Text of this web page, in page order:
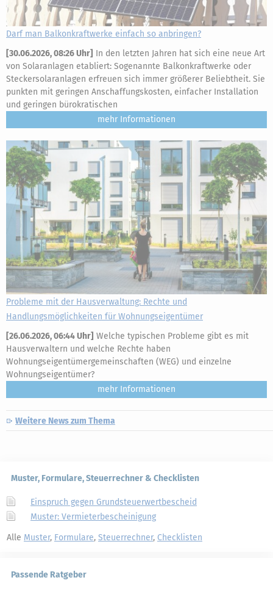
Darf man Balkonkraftwerke einfach so anbringen?
[30.06.2026, 08:26 Uhr] In den letzten Jahren hat sich eine neue Art
von Solaranlagen etabliert: Sogenannte Balkonkraftwerke oder
Steckersolaranlagen erfreuen sich immer größerer Beliebtheit. Sie
punkten mit geringen Anschaffungskosten, einfacher Installation
und geringen bürokratischen
mehr
Probleme mit der Hausverwaltung: Rechte und
Handlungsmöglichkeiten für Wohnungseigentümer
[26.06.2026, 06:44 Uhr] Welche typischen Probleme gibt es mit
Hausverwaltern und welche Rechte haben
Wohnungseigentümergemeinschaften (WEG) und einzelne
Wohnungseigentümer?
mehr
Weitere News zum Thema
Muster, Formulare, Steuerrechner & Checklisten
Einspruch gegen Grundsteuerwertbescheid
Muster: Vermieterbescheinigung
Alle Muster, Formulare, Steuerrechner, Checklisten
Passende Ratgeber